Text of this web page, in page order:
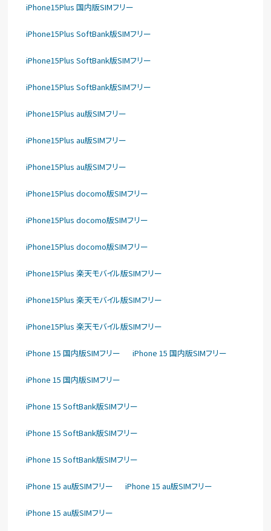
iPhone15Plus 国内版SIMフリー
iPhone15Plus SoftBank版SIMフリー
iPhone15Plus SoftBank版SIMフリー
iPhone15Plus SoftBank版SIMフリー
iPhone15Plus au版SIMフリー
iPhone15Plus au版SIMフリー
iPhone15Plus au版SIMフリー
iPhone15Plus docomo版SIMフリー
iPhone15Plus docomo版SIMフリー
iPhone15Plus docomo版SIMフリー
iPhone15Plus 楽天モバイル版SIMフリー
iPhone15Plus 楽天モバイル版SIMフリー
iPhone15Plus 楽天モバイル版SIMフリー
iPhone 15 国内版SIMフリー iPhone 15 国内版SIMフリー
iPhone 15 国内版SIMフリー
iPhone 15 SoftBank版SIMフリー
iPhone 15 SoftBank版SIMフリー
iPhone 15 SoftBank版SIMフリー
iPhone 15 au版SIMフリー iPhone 15 au版SIMフリー
iPhone 15 au版SIMフリー